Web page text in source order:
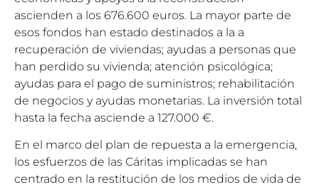
ascienden a los 676.600 euros. La mayor parte de
esos fondos han estado destinados a la a
recuperación de viviendas; ayudas a personas que
han perdido su vivienda; atención psicológica;
ayudas para el pago de suministros; rehabilitación
de negocios y ayudas monetarias. La inversión total
hasta la fecha asciende a 127.000 €.
En el marco del plan de repuesta a la emergencia,
los esfuerzos de las Cáritas implicadas se han
centrado en la restitución de los medios de vida de